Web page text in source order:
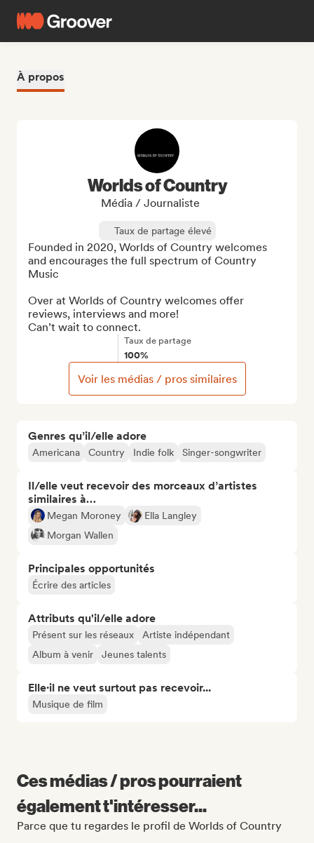
À propos
Genres qu’il/elle adore
Americana Country Indie folk Singer-songwriter
Il/elle veut recevoir des morceaux d’artistes
similaires à…
Megan Moroney
Ella Langley
Morgan Wallen
Principales opportunités
Écrire des articles
Attributs qu'il/elle adore
Présent sur les réseaux
Artiste indépendant
Album à venir
Jeunes talents
Elle·il ne veut surtout pas recevoir...
Musique de film
Worlds of Country
Média / Journaliste
Taux de partage élevé
Founded in 2020, Worlds of Country welcomes
and encourages the full spectrum of Country
Music
Over at Worlds of Country welcomes offer
reviews, interviews and more!
Can’t wait to connect.
Taux de partage
100%
Voir les médias / pros similaires
Ces médias / pros pourraient
également t'intéresser...
Parce que tu regardes le profil de Worlds of Country